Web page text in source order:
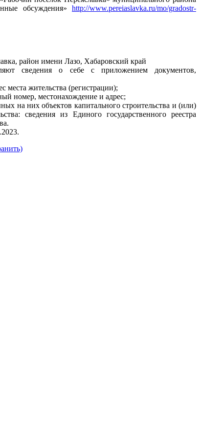
обсуждения» http://www.pereiaslavka.ru/mo/gradostr-
район имени Лазо, Хабаровский край
сведения о себе с приложением документов,
места жительства (регистрации);
номер, местонахождение и адрес;
на них объектов капитального строительства и (или)
сведения из Единого государственного реестра